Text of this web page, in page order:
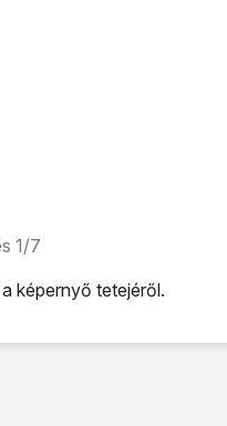
1/7
a képernyő tetejéről.